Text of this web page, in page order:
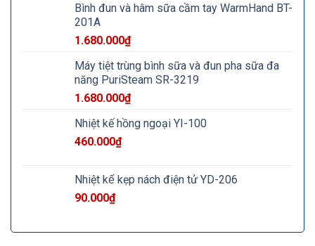
Bình đun và hâm sữa cầm tay WarmHand BT-
201A
1.680.000₫
Máy tiệt trùng bình sữa và đun pha sữa đa
năng PuriSteam SR-3219
1.680.000₫
Nhiệt kế hồng ngoại YI-100
460.000₫
Nhiệt kế kẹp nách điện tử YD-206
90.000₫